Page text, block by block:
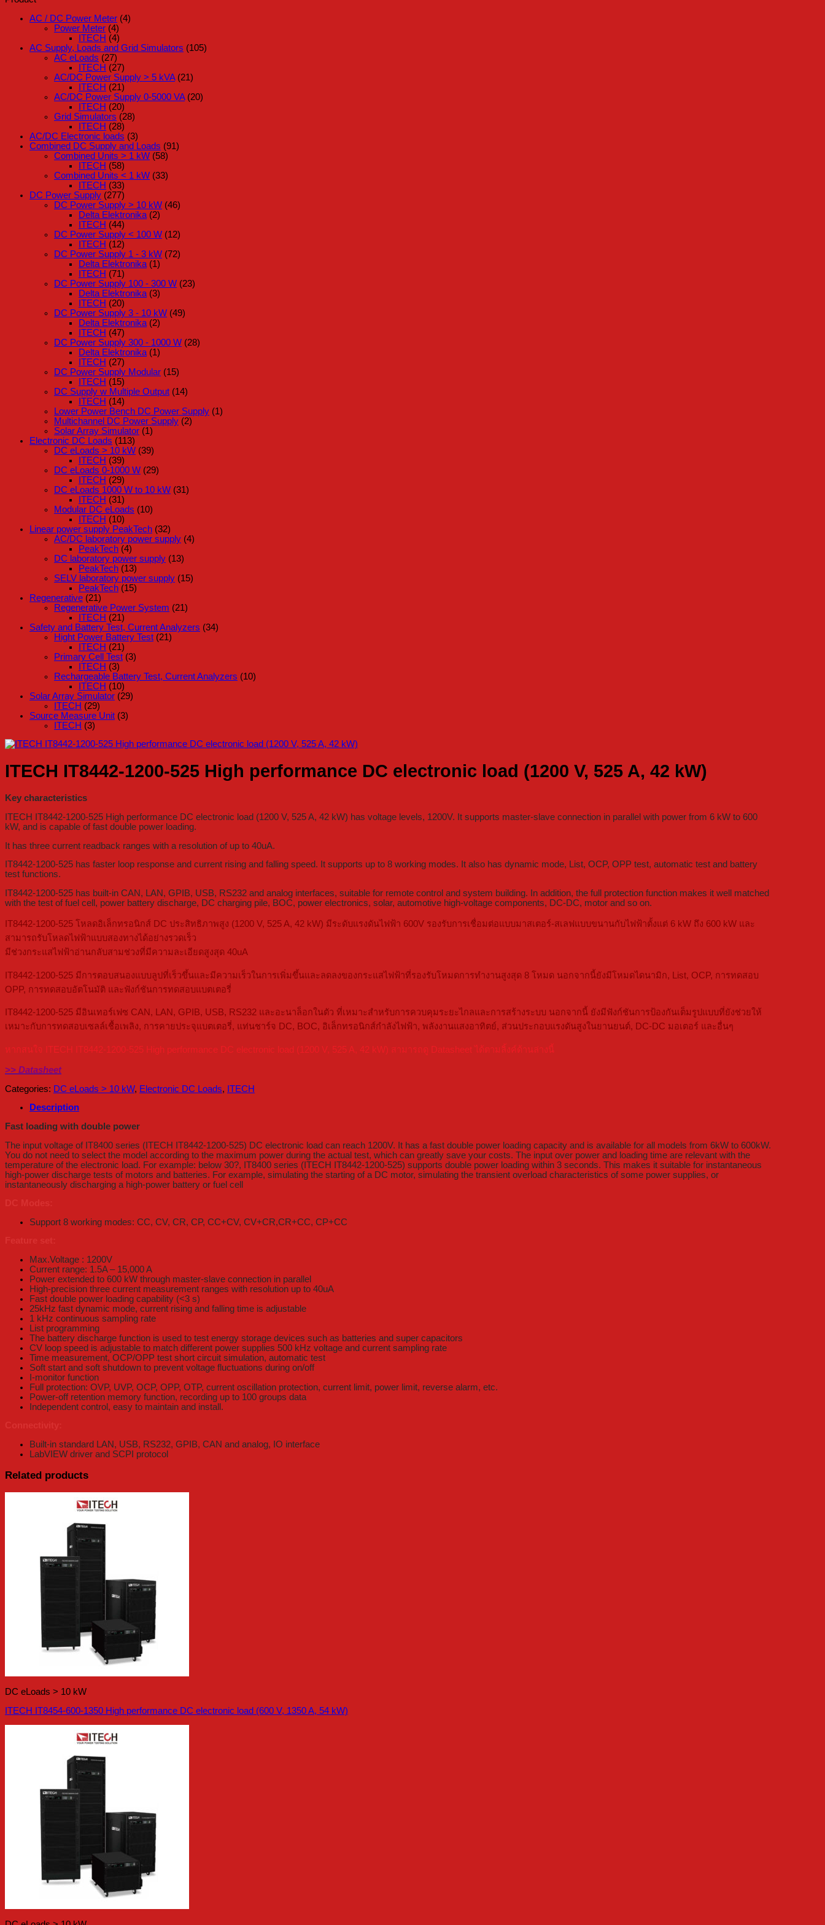
AC / DC Power Meter (4)
Power Meter (4)
ITECH (4)
AC Supply, Loads and Grid Simulators (105)
AC eLoads (27)
ITECH (27)
AC/DC Power Supply > 5 kVA (21)
ITECH (21)
AC/DC Power Supply 0-5000 VA (20)
ITECH (20)
Grid Simulators (28)
ITECH (28)
AC/DC Electronic loads (3)
Combined DC Supply and Loads (91)
Combined Units > 1 kW (58)
ITECH (58)
Combined Units < 1 kW (33)
ITECH (33)
DC Power Supply (277)
DC Power Supply > 10 kW (46)
Delta Elektronika (2)
ITECH (44)
DC Power Supply < 100 W (12)
ITECH (12)
DC Power Supply 1 - 3 kW (72)
Delta Elektronika (1)
ITECH (71)
DC Power Supply 100 - 300 W (23)
Delta Elektronika (3)
ITECH (20)
DC Power Supply 3 - 10 kW (49)
Delta Elektronika (2)
ITECH (47)
DC Power Supply 300 - 1000 W (28)
Delta Elektronika (1)
ITECH (27)
DC Power Supply Modular (15)
ITECH (15)
DC Supply w Multiple Output (14)
ITECH (14)
Lower Power Bench DC Power Supply (1)
Multichannel DC Power Supply (2)
Solar Array Simulator (1)
Electronic DC Loads (113)
DC eLoads > 10 kW (39)
ITECH (39)
DC eLoads 0-1000 W (29)
ITECH (29)
DC eLoads 1000 W to 10 kW (31)
ITECH (31)
Modular DC eLoads (10)
ITECH (10)
Linear power supply PeakTech (32)
AC/DC laboratory power supply (4)
PeakTech (4)
DC laboratory power supply (13)
PeakTech (13)
SELV laboratory power supply (15)
PeakTech (15)
Regenerative (21)
Regenerative Power System (21)
ITECH (21)
Safety and Battery Test, Current Analyzers (34)
Hight Power Battery Test (21)
ITECH (21)
Primary Cell Test (3)
ITECH (3)
Rechargeable Battery Test, Current Analyzers (10)
ITECH (10)
Solar Array Simulator (29)
ITECH (29)
Source Measure Unit (3)
ITECH (3)
ITECH IT8442-1200-525 High performance DC electronic load (1200 V, 525 A, 42 kW)
Key characteristics
ITECH IT8442-1200-525 High performance DC electronic load (1200 V, 525 A, 42 kW) has voltage levels, 1200V. It supports master-slave connection in parallel with power from 6 kW to 600
kW, and is capable of fast double power loading.
It has three current readback ranges with a resolution of up to 40uA.
IT8442-1200-525 has faster loop response and current rising and falling speed. It supports up to 8 working modes. It also has dynamic mode, List, OCP, OPP test, automatic test and battery
test functions.
IT8442-1200-525 has built-in CAN, LAN, GPIB, USB, RS232 and analog interfaces, suitable for remote control and system building. In addition, the full protection function makes it well matched
with the test of fuel cell, power battery discharge, DC charging pile, BOC, power electronics, solar, automotive high-voltage components, DC-DC, motor and so on.
IT8442-1200-525 โหลดอิเล็กทรอนิกส์ DC ประสิทธิภาพสูง (1200 V, 525 A, 42 kW) มีระดับแรงดันไฟฟ้า 600V รองรับการเชื่อมต่อแบบมาสเตอร์-สเลฟแบบขนานกับไฟฟ้าตั้งแต่ 6 kW ถึง 600 kW และ
สามารถรับโหลดไฟฟ้าแบบสองทางได้อย่างรวดเร็ว
มีช่วงกระแสไฟฟ้าอ่านกลับสามช่วงที่มีความละเอียดสูงสุด 40uA
IT8442-1200-525 มีการตอบสนองแบบลูปที่เร็วขึ้นและมีความเร็วในการเพิ่มขึ้นและลดลงของกระแสไฟฟ้าที่รองรับโหมดการทำงานสูงสุด 8 โหมด นอกจากนี้ยังมีโหมดไดนามิก, List, OCP, การทดสอบ
OPP, การทดสอบอัตโนมัติ และฟังก์ชันการทดสอบแบตเตอรี่
IT8442-1200-525 มีอินเทอร์เฟซ CAN, LAN, GPIB, USB, RS232 และอะนาล็อกในตัว ที่เหมาะสำหรับการควบคุมระยะไกลและการสร้างระบบ นอกจากนี้ ยังมีฟังก์ชันการป้องกันเต็มรูปแบบที่ยังช่วยให้
เหมาะกับการทดสอบเซลล์เชื้อเพลิง, การคายประจุแบตเตอรี่, แท่นชาร์จ DC, BOC, อิเล็กทรอนิกส์กำลังไฟฟ้า, พลังงานแสงอาทิตย์, ส่วนประกอบแรงดันสูงในยานยนต์, DC-DC มอเตอร์ และอื่นๆ
หากสนใจ ITECH IT8442-1200-525 High performance DC electronic load (1200 V, 525 A, 42 kW) สามารถดู Datasheet ได้ตามลิ้งค์ด้านล่างนี้
>> Datasheet
Categories: DC eLoads > 10 kW, Electronic DC Loads, ITECH
Description
Fast loading with double power
The input voltage of IT8400 series (ITECH IT8442-1200-525) DC electronic load can reach 1200V. It has a fast double power loading capacity and is available for all models from 6kW to 600kW.
You do not need to select the model according to the maximum power during the actual test, which can greatly save your costs. The input over power and loading time are relevant with the
temperature of the electronic load. For example: below 30?, IT8400 series (ITECH IT8442-1200-525) supports double power loading within 3 seconds. This makes it suitable for instantaneous
high-power discharge tests of motors and batteries. For example, simulating the starting of a DC motor, simulating the transient overload characteristics of some power supplies, or
instantaneously discharging a high-power battery or fuel cell
Support 8 working modes: CC, CV, CR, CP, CC+CV, CV+CR,CR+CC, CP+CC
Max.Voltage : 1200V
Current range: 1.5A – 15,000 A
Power extended to 600 kW through master-slave connection in parallel
High-precision three current measurement ranges with resolution up to 40uA
Fast double power loading capability (<3 s)
25kHz fast dynamic mode, current rising and falling time is adjustable
1 kHz continuous sampling rate
List programming
The battery discharge function is used to test energy storage devices such as batteries and super capacitors
CV loop speed is adjustable to match different power supplies 500 kHz voltage and current sampling rate
Time measurement, OCP/OPP test short circuit simulation, automatic test
Soft start and soft shutdown to prevent voltage fluctuations during on/off
I-monitor function
Full protection: OVP, UVP, OCP, OPP, OTP, current oscillation protection, current limit, power limit, reverse alarm, etc.
Power-off retention memory function, recording up to 100 groups data
Independent control, easy to maintain and install.
Built-in standard LAN, USB, RS232, GPIB, CAN and analog, IO interface
LabVIEW driver and SCPI protocol
Related products
DC eLoads > 10 kW
ITECH IT8454-600-1350 High performance DC electronic load (600 V, 1350 A, 54 kW)